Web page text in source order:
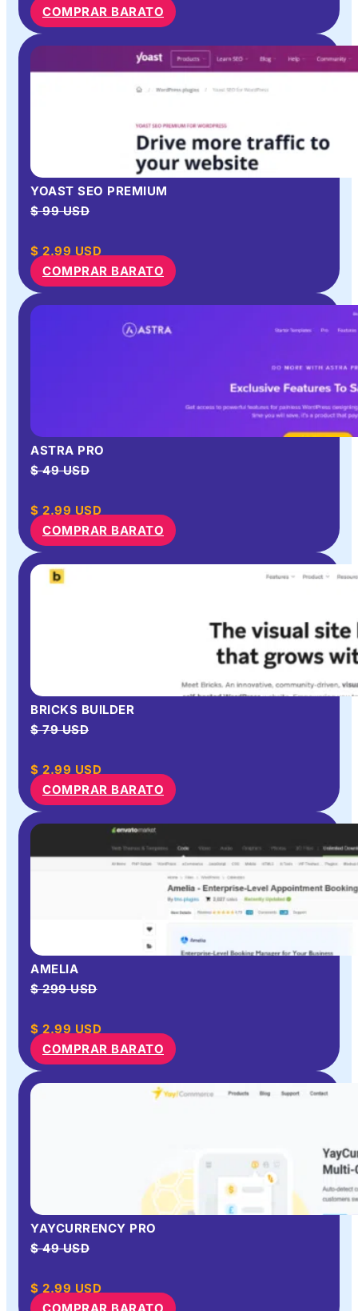
COMPRAR BARATO
YOAST SEO PREMIUM
$ 99 USD
$ 2.99 USD
COMPRAR BARATO
ASTRA PRO
$ 49 USD
$ 2.99 USD
COMPRAR BARATO
BRICKS BUILDER
$ 79 USD
$ 2.99 USD
COMPRAR BARATO
AMELIA
$ 299 USD
$ 2.99 USD
COMPRAR BARATO
YAYCURRENCY PRO
$ 49 USD
$ 2.99 USD
COMPRAR BARATO